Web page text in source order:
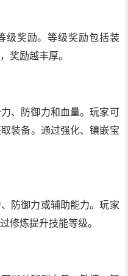
级奖励。等级奖励包括装
奖励越丰厚。
、防御力和血量。玩家可
装备。通过强化、镶嵌宝
防御力或辅助能力。玩家
修炼提升技能等级。